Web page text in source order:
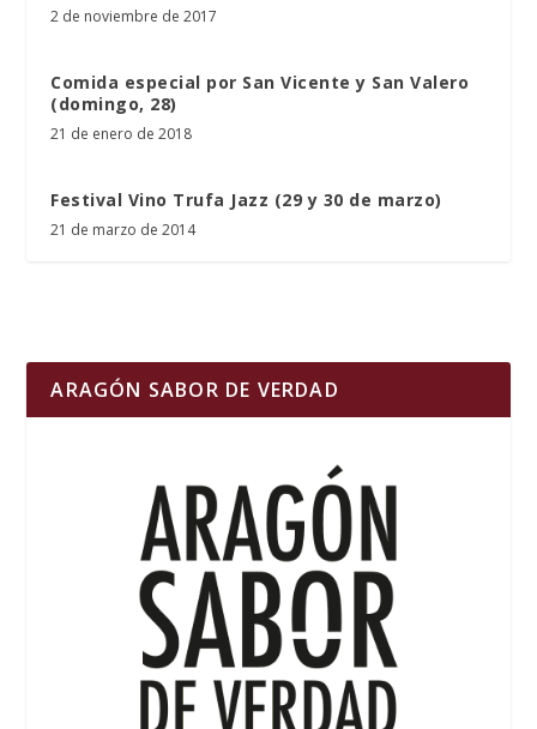
2 de noviembre de 2017
Comida especial por San Vicente y San Valero
(domingo, 28)
21 de enero de 2018
Festival Vino Trufa Jazz (29 y 30 de marzo)
21 de marzo de 2014
ARAGÓN SABOR DE VERDAD